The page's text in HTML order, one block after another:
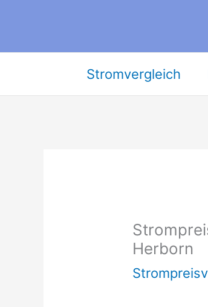
springen
Stromvergleich
Herborn